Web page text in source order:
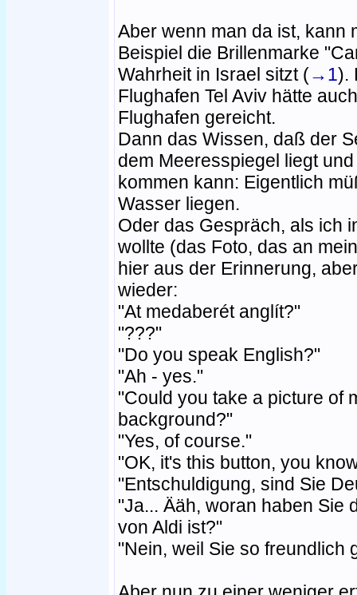
Aber wenn man da ist, kann
Beispiel die Brillenmarke
Wahrheit in Israel sitzt (→1).
Flughafen Tel Aviv hätte
Flughafen gereicht.
Dann das Wissen, daß der
dem Meeresspiegel liegt
kommen kann: Eigentlich
Wasser liegen.
Oder das Gespräch, als ich
wollte (das Foto, das an
hier aus der Erinnerung,
wieder:
"At medaberét anglít?"
"???"
"Do you speak English?"
"Ah - yes."
"Could you take a picture of
background?"
"Yes, of course."
"OK, it's this button, you
"Entschuldigung, sind Sie
"Ja... Ääh, woran haben Sie
von Aldi ist?"
"Nein, weil Sie so freundlich